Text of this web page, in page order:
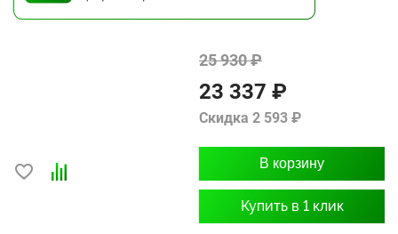
25 930 ₽
23 337 ₽
Скидка 2 593 ₽
В корзину
Купить в 1 клик